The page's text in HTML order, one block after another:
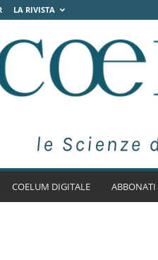
LA RIVISTA
COELUM DIGITALE ABBONATI